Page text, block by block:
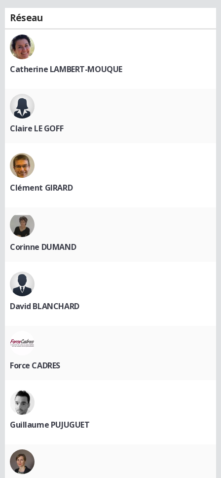
Réseau
Catherine LAMBERT-MOUQUE
Claire LE GOFF
Clément GIRARD
Corinne DUMAND
David BLANCHARD
Force CADRES
Guillaume PUJUGUET